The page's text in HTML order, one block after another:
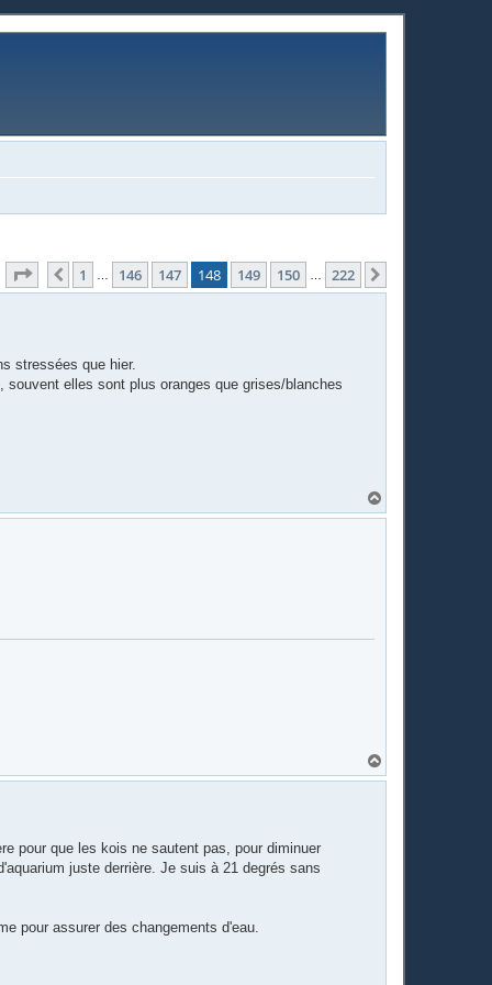
Page 148 sur222
Précédente
1 146 147 148 149 150 222
stressées que hier.
elles sont plus oranges que grises/blanches
a
a
pour que les kois ne sautent pas, pour diminuer
juste derrière. Je suis à 21 degrés sans
pour assurer des changements d'eau.